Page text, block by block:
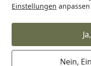
Einstellungen
Nein,
Startseite
Weber
SUMMIT GC